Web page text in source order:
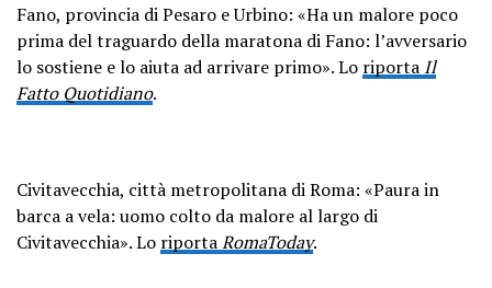
Fano, provincia di Pesaro e Urbino: «Ha un malore poco
prima del traguardo della maratona di Fano: l’avversario
lo sostiene e lo aiuta ad arrivare primo». Lo riporta Il
Fatto Quotidiano.
Civitavecchia, città metropolitana di Roma: «Paura in
barca a vela: uomo colto da malore al largo di
Civitavecchia». Lo riportaRomaToday.